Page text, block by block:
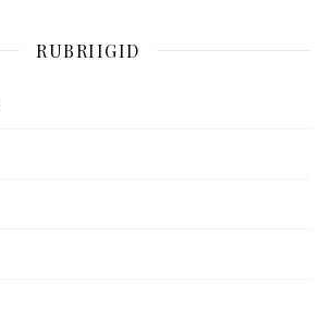
RUBRIIGID